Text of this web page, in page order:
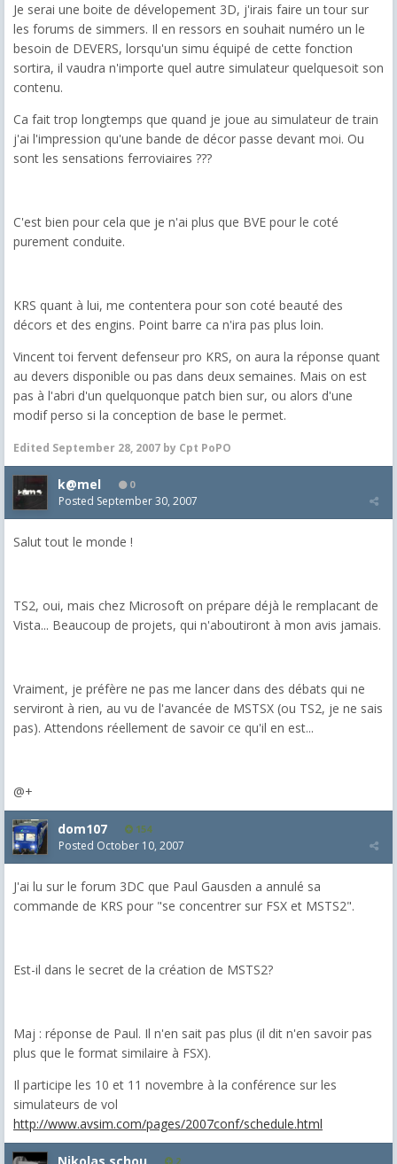
Je serai une boite de dévelopement 3D, j'irais faire un tour sur
les forums de simmers. Il en ressors en souhait numéro un le
besoin de DEVERS, lorsqu'un simu équipé de cette fonction
sortira, il vaudra n'importe quel autre simulateur quelquesoit son
contenu.
Ca fait trop longtemps que quand je joue au simulateur de train
j'ai l'impression qu'une bande de décor passe devant moi. Ou
sont les sensations ferroviaires ???
C'est bien pour cela que je n'ai plus que BVE pour le coté
purement conduite.
KRS quant à lui, me contentera pour son coté beauté des
décors et des engins. Point barre ca n'ira pas plus loin.
Vincent toi fervent defenseur pro KRS, on aura la réponse quant
au devers disponible ou pas dans deux semaines. Mais on est
pas à l'abri d'un quelquonque patch bien sur, ou alors d'une
modif perso si la conception de base le permet.
Edited September 28, 2007 by Cpt PoPO
k@mel 0
Posted September 30, 2007
Salut tout le monde !
TS2, oui, mais chez Microsoft on prépare déjà le remplacant de
Vista... Beaucoup de projets, qui n'aboutiront à mon avis jamais.
Vraiment, je préfère ne pas me lancer dans des débats qui ne
serviront à rien, au vu de l'avancée de MSTSX (ou TS2, je ne sais
pas). Attendons réellement de savoir ce qu'il en est...
@+
dom107 154
Posted October 10, 2007
J'ai lu sur le forum 3DC que Paul Gausden a annulé sa
commande de KRS pour "se concentrer sur FSX et MSTS2".
Est-il dans le secret de la création de MSTS2?
Maj : réponse de Paul. Il n'en sait pas plus (il dit n'en savoir pas
plus que le format similaire à FSX).
Il participe les 10 et 11 novembre à la conférence sur les
simulateurs de vol
http://www.avsim.com/pages/2007conf/schedule.html
2